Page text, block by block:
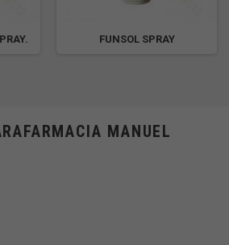
FUNSOL SPRAY
MANUEL